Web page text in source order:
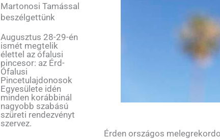
Martonosi Tamással
beszélgettünk
Augusztus 28-29-én
ismét megtelik
élettel az ófalusi
pincesor: az Érd-
Ófalusi
Pincetulajdonosok
Egyesülete idén
minden korábbinál
nagyobb szabású
szüreti rendezvényt
szervez.
Érden országos